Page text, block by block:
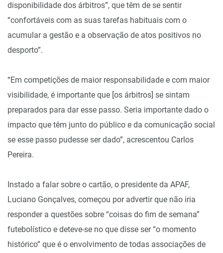
disponibilidade dos árbitros”, que têm de se sentir
“confortáveis com as suas tarefas habituais com o
acumular a gestão e a observação de atos positivos no
desporto”.
“Em competições de maior responsabilidade e com maior
visibilidade, é importante que [os árbitros] se sintam
preparados para dar esse passo. Seria importante dado o
impacto que têm junto do público e da comunicação social
se esse passo pudesse ser dado”, acrescentou Carlos
Pereira.
Instado a falar sobre o cartão, o presidente da APAF,
Luciano Gonçalves, começou por advertir que não iria
responder a questões sobre “coisas do fim de semana”
futebolístico e deteve-se no que disse ser “o momento
histórico” que é o envolvimento de todas associações de